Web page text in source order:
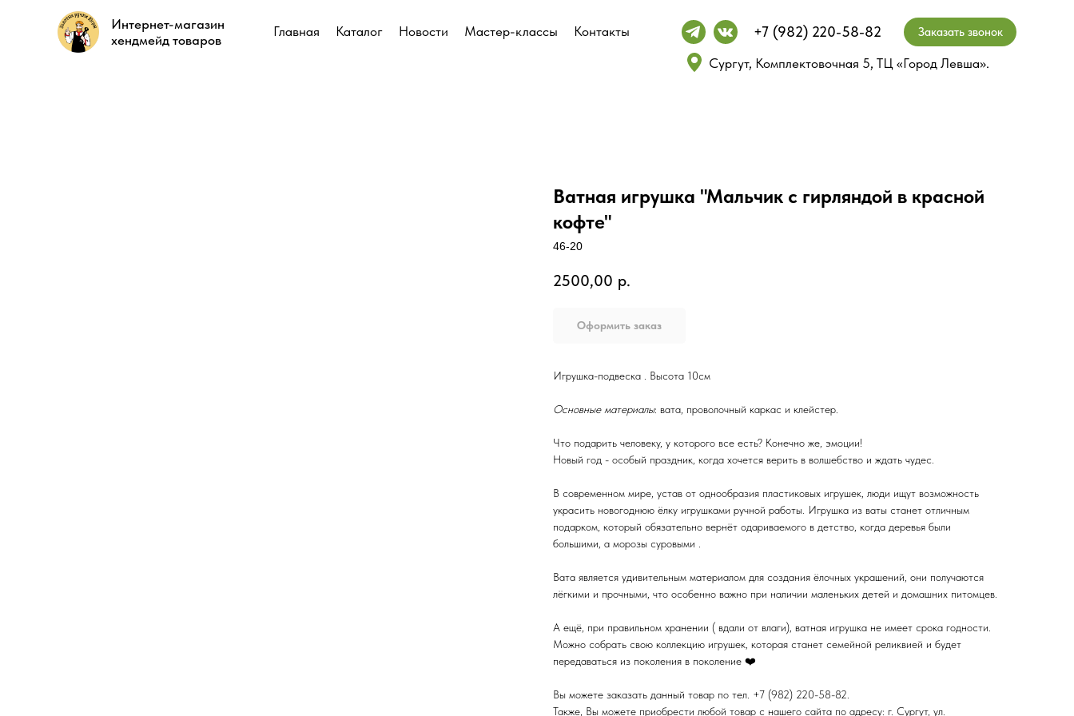
Интернет-магазин
хендмейд товаров
Главная Каталог Новости Мастер-классы Контакты +7 (982) 220-58-82 Заказать звонок
Сургут, Комплектовочная 5, ТЦ «Город Левша».
Интернет-магазин
хендмейд товаров
Главная Каталог Новости Мастер-классы Контакты +7 (982) 220-58-82 Заказать звонок
Сургут, Комплектовочная 5, ТЦ «Город Левша».
Ватная игрушка "Мальчик с гирляндой в красной
кофте"
46-20
2500,00 р.
Оформить заказ
Игрушка-подвеска . Высота 10см
Основные материалы: вата, проволочный каркас и клейстер.
Что подарить человеку, у которого все есть? Конечно же, эмоции!
Новый год - особый праздник, когда хочется верить в волшебство и ждать чудес.
В современном мире, устав от однообразия пластиковых игрушек, люди ищут возможность
украсить новогоднюю ёлку игрушками ручной работы. Игрушка из ваты станет отличным
подарком, который обязательно вернёт одариваемого в детство, когда деревья были
большими, а морозы суровыми .
Вата является удивительным материалом для создания ёлочных украшений, они получаются
лёгкими и прочными, что особенно важно при наличии маленьких детей и домашних питомцев.
А ещё, при правильном хранении ( вдали от влаги), ватная игрушка не имеет срока годности.
Можно собрать свою коллекцию игрушек, которая станет семейной реликвией и будет
передаваться из поколения в поколение ❤️
Вы можете заказать данный товар по тел. +7 (982) 220-58-82.
Также, Вы можете приобрести любой товар с нашего сайта по адресу: г. Сургут, ул.